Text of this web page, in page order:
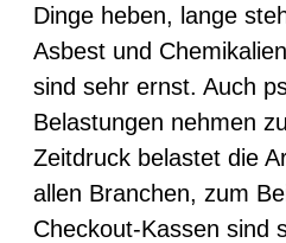
Dinge heben, lange
Asbest und
sind sehr ernst. Auch
Belastungen nehmen
Zeitdruck belastet die
allen Branchen, zum
Checkout-Kassen sind